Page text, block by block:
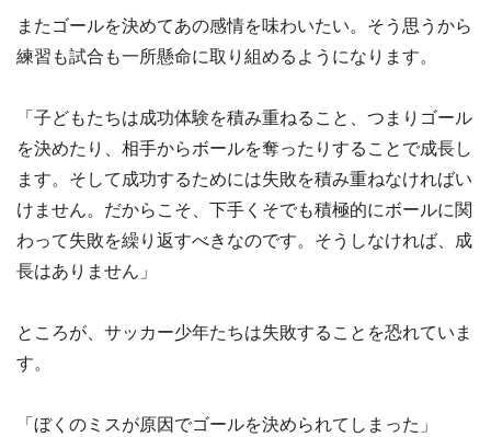
またゴールを決めてあの感情を味わいたい。そう思うから
練習も試合も一所懸命に取り組めるようになります。
「子どもたちは成功体験を積み重ねること、つまりゴール
を決めたり、相手からボールを奪ったりすることで成長し
ます。そして成功するためには失敗を積み重ねなければい
けません。だからこそ、下手くそでも積極的にボールに関
わって失敗を繰り返すべきなのです。そうしなければ、成
長はありません」
ところが、サッカー少年たちは失敗することを恐れていま
す。
「ぼくのミスが原因でゴールを決められてしまった」